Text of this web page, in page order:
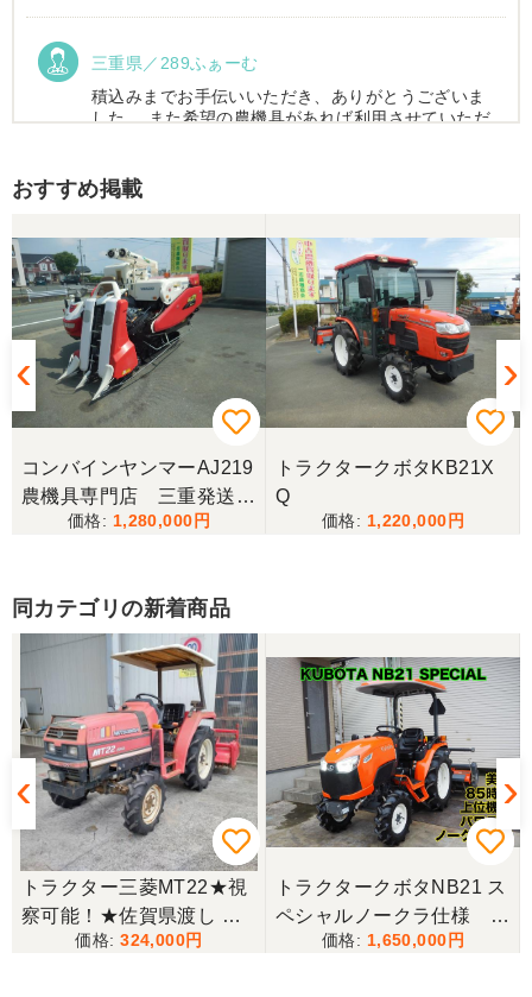
三重県／289ふぁーむ
積込みまでお手伝いいただき、ありがとうございま
した。 また希望の農機具があれば利用させていただ
この度はお世話になりました。また、機会があれば
よろしくお願いします。
三重県／ユウスケ
購入から引き取りまでスムーズでした。ありがとう
ございました。
三重県／
当方の要望に対して、素早く対応していただき感謝
三重県／山﨑
スタッフの鈴木さんが親切で機械に詳しく 丁寧にご
対応頂きました。 ありがとう！ 少し距離はあります
が、今後も農機具を買う際はのうき屋さんを利用し
ようと思います。
三重県／miraisann
写真と現物が違いすぎる
三重県／谷本勝美
こちらの、対応も、よく、大変、満足、です。
おすすめ掲載
コンバインヤンマーAJ219
農機具専門店 三重発送整
備済み
1,280,000
トラクタークボタKB21X
Q
1,220,000
同カテゴリの新着商品
トラクター三菱MT22★視
察可能！★佐賀県渡し 三
菱 トラクター MT22 22馬
324,000
トラクタークボタNB21 ス
ペシャルノークラ仕様 上
位機種
1,650,000